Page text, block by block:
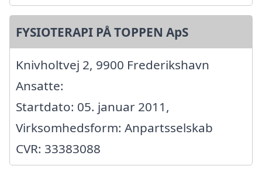
FYSIOTERAPI PÅ TOPPEN ApS
Knivholtvej 2, 9900 Frederikshavn
Ansatte:
Startdato: 05. januar 2011,
Virksomhedsform: Anpartsselskab
CVR: 33383088